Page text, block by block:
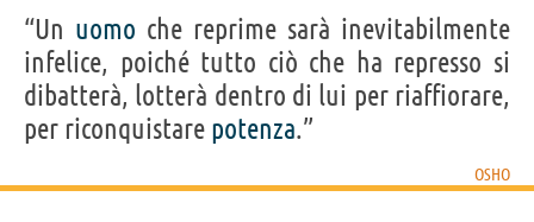
“Un uomo che reprime sarà inevitabilmente
infelice, poiché tutto ciò che ha represso si
dibatterà, lotterà dentro di lui per riaffiorare,
per riconquistare potenza.”
OSHO